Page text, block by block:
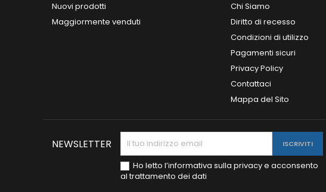
Nuovi prodotti
Maggiormente venduti
Chi Siamo
Diritto di recesso
Condizioni di utilizzo
Pagamenti sicuri
Privacy Policy
Contattaci
Mappa del Sito
NEWSLETTER
Ho letto l’informativa sulla privacy e acconsento
al trattamento dei dati